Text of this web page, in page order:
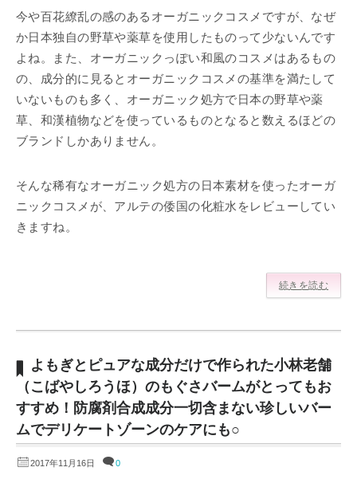
今や百花繚乱の感のあるオーガニックコスメですが、なぜ
か日本独自の野草や薬草を使用したものって少ないんです
よね。また、オーガニックっぽい和風のコスメはあるもの
の、成分的に見るとオーガニックコスメの基準を満たして
いないものも多く、オーガニック処方で日本の野草や薬
草、和漢植物などを使っているものとなると数えるほどの
ブランドしかありません。
そんな稀有なオーガニック処方の日本素材を使ったオーガ
ニックコスメが、アルテの倭国の化粧水をレビューしてい
きますね。
続きを読む
よもぎとピュアな成分だけで作られた小林老舗
（こばやしろうほ）のもぐさバームがとってもお
すすめ！防腐剤合成成分一切含まない珍しいバー
ムでデリケートゾーンのケアにも○
2017年11月16日 0